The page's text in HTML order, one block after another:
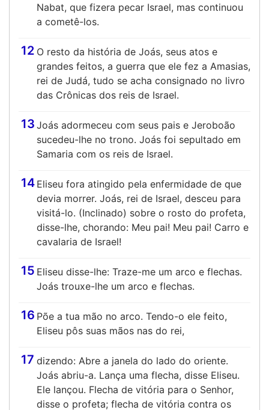
Nabat, que fizera pecar Israel, mas continuou
a cometê-los.
12 O resto da história de Joás, seus atos e
grandes feitos, a guerra que ele fez a Amasias,
rei de Judá, tudo se acha consignado no livro
das Crônicas dos reis de Israel.
13 Joás adormeceu com seus pais e Jeroboão
sucedeu-lhe no trono. Joás foi sepultado em
Samaria com os reis de Israel.
14 Eliseu fora atingido pela enfermidade de que
devia morrer. Joás, rei de Israel, desceu para
visitá-lo. (Inclinado) sobre o rosto do profeta,
disse-lhe, chorando: Meu pai! Meu pai! Carro e
cavalaria de Israel!
15 Eliseu disse-lhe: Traze-me um arco e flechas.
Joás trouxe-lhe um arco e flechas.
16 Põe a tua mão no arco. Tendo-o ele feito,
Eliseu pôs suas mãos nas do rei,
17 dizendo: Abre a janela do lado do oriente.
Joás abriu-a. Lança uma flecha, disse Eliseu.
Ele lançou. Flecha de vitória para o Senhor,
disse o profeta; flecha de vitória contra os